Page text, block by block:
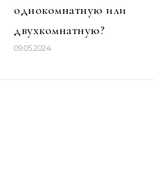
однокомнатную или
двухкомнатную?
09.05.2024